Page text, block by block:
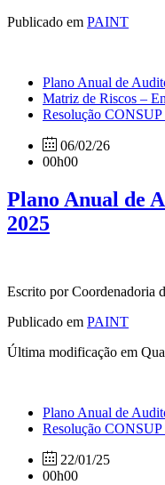
Publicado em PAINT
Plano Anual de
Matriz de Riscos –
Resolução
06/02/26
00h00
Plano Anual de
2025
Escrito por Coordenadoria
Publicado em PAINT
Última modificação em
Plano Anual de
Resolução
22/01/25
00h00